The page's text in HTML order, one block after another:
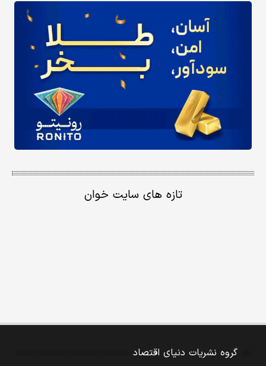
تازه های سایت خوان
گروه نشریات دنیای اقتصاد